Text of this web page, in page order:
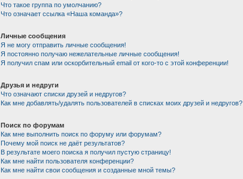
Что такое группа по умолчанию?
Что означает ссылка «Наша команда»?
Личные сообщения
Я не могу отправить личные сообщения!
Я постоянно получаю нежелательные личные сообщения!
Я получил спам или оскорбительный email от кого-то с этой конференции!
Друзья и недруги
Что означают списки друзей и недругов?
Как мне добавлять/удалять пользователей в списках моих друзей и недругов?
Поиск по форумам
Как мне выполнить поиск по форуму или форумам?
Почему мой поиск не даёт результатов?
В результате моего поиска я получил пустую страницу!
Как мне найти пользователя конференции?
Как мне найти свои сообщения и созданные мной темы?